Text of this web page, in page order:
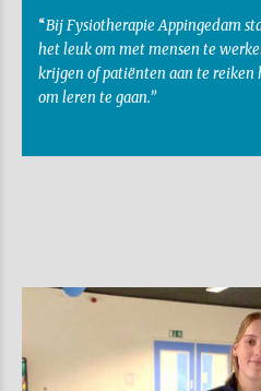
“Bij Fysiotherapie Appingedam
het leuk om met mensen te
krijgen of patiënten aan te reiken
om leren te gaan.”